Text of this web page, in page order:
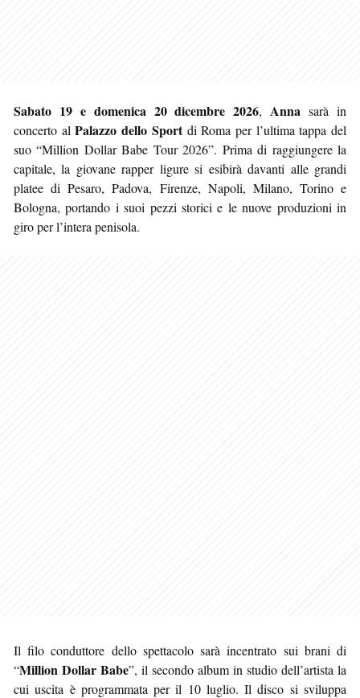
Sabato 19 e domenica 20 dicembre 2026, Anna sarà in
concerto alPalazzo dello Sportdi Roma per l’ultima tappa del
suo “Million Dollar Babe Tour 2026”. Prima di raggiungere la
capitale, la giovane rapper ligure si esibirà davanti alle grandi
platee di Pesaro, Padova, Firenze, Napoli, Milano, Torino e
Bologna, portando i suoi pezzi storici e le nuove produzioni in
giro per l’intera penisola.
Il filo conduttore dello spettacolo sarà incentrato sui brani di
“Million Dollar Babe”, il secondo album in studio dell’artista la
cui uscita è programmata per il 10 luglio. Il disco si sviluppa